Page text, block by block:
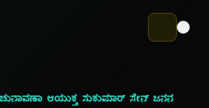
ಆಯುಕ್ತ ಸುಕುಮಾರ್ ಸೇನ್ ಜನನ